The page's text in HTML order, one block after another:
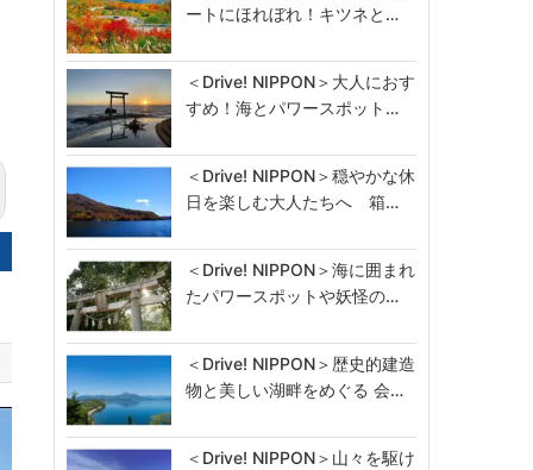
ートにほれぼれ！キツネと…
＜Drive! NIPPON＞大人におす
すめ！海とパワースポット…
＜Drive! NIPPON＞穏やかな休
日を楽しむ大人たちへ 箱…
＜Drive! NIPPON＞海に囲まれ
たパワースポットや妖怪の…
＜Drive! NIPPON＞歴史的建造
物と美しい湖畔をめぐる 会…
＜Drive! NIPPON＞山々を駆け